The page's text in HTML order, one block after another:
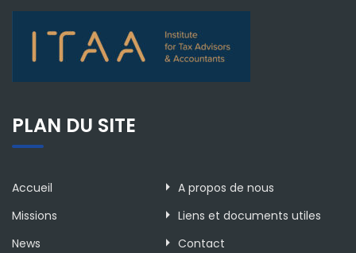
PLAN DU SITE
Accueil
A propos de nous
Missions
Liens et documents utiles
News
Contact